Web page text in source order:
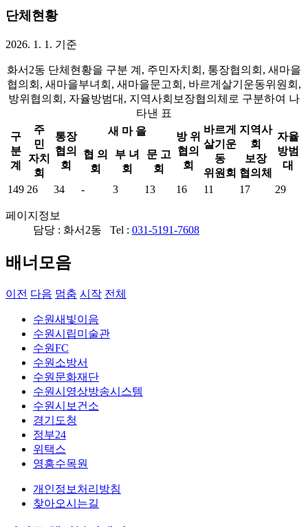
단체현황
2026. 1. 1. 기준
화서2동 단체현황을 구분 계, 주민자치회, 통장협의회, 새마을
협의회, 새마을부녀회, 새마을문고회, 바르게살기운동위원회,
방위협의회, 자율방범대, 지역사회보장협의체로 구분하여 나
타낸 표
구
분
계
주
민
자치
회
통장
협의
회
새 마 을
방 위
협의
회
바르게
살기운
동
위원회
지역사
회
보장
협의체
자율
방범
대
협 의
회
부 녀
회
문 고
회
149 26 34 - 3 13 16 11 17 29
페이지정보
담당 : 화서2동 Tel : 031-5191-7608
배너모음
이전 다음 멈춤 시작 전체
수원새빛이음
수원시립미술관
수원FC
수원소방서
수원문화재단
수원시영상방송시스템
수원시보건소
경기도청
정부24
위택스
영흥수목원
개인정보처리방침
찾아오시는길